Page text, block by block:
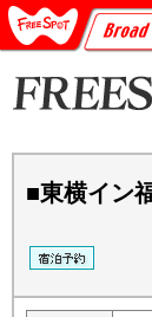
■東横イン